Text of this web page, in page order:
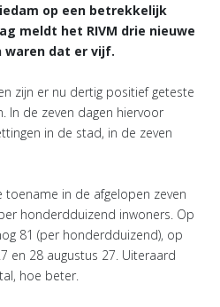
op een betrekkelijk
meldt het RIVM drie nieuwe
dat er vijf.
zijn er nu dertig positief geteste
In de zeven dagen hiervoor
in de stad, in de zeven
toename in de afgelopen zeven
honderdduizend inwoners. Op
81 (per honderdduizend), op
en 28 augustus 27. Uiteraard
hoe beter.